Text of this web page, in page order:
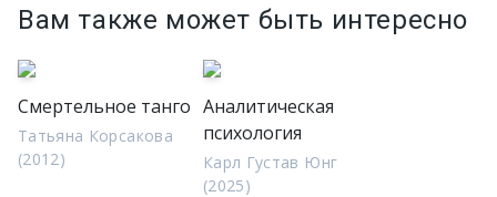
Вам также может быть интересно
Смертельное танго
Татьяна Корсакова
(2012)
Аналитическая
психология
Карл Густав Юнг
(2025)